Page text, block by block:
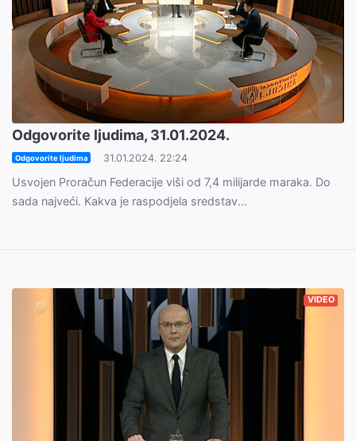
Odgovorite ljudima, 31.01.2024.
Odgovorite ljudima 31.01.2024. 22:24
Usvojen Proračun Federacije viši od 7,4 milijarde maraka. Do
sada najveći. Kakva je raspodjela sredstav...
VIDEO